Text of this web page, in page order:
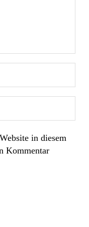
in diesem
Kommentar